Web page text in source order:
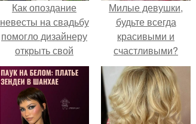
Как опоздание
невесты на свадьбу
помогло дизайнеру
открыть свой
бренд.
Милые девушки,
будьте всегда
красивыми и
счастливыми?